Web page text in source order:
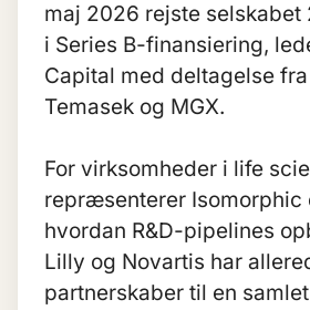
maj 2026 rejste selskabet
i Series B-finansiering,
Capital med deltagelse
Temasek og MGX.
For virksomheder i life
repræsenterer Isomorphic
hvordan R&D-pipelines
Lilly og Novartis har
partnerskaber til en